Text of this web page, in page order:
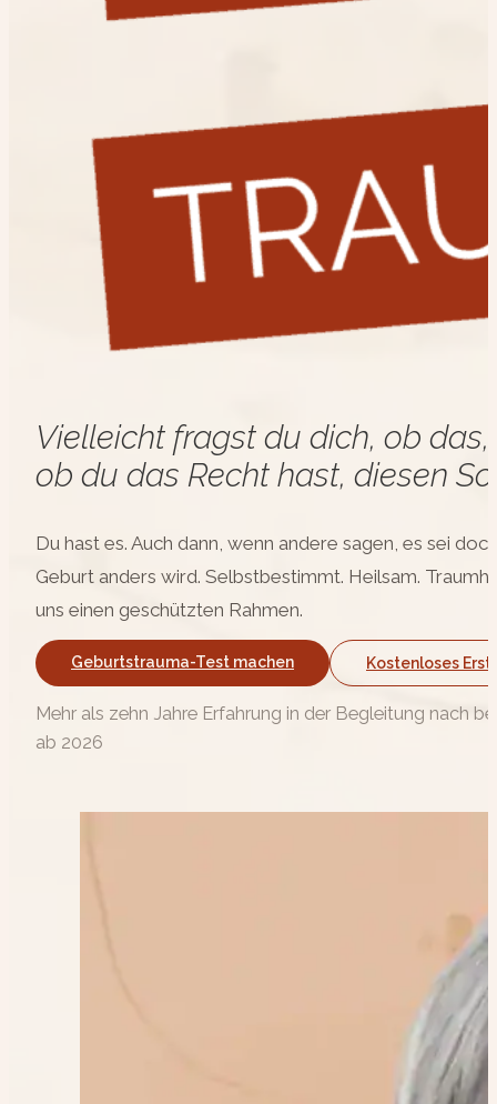
Vielleicht fragst du dich, ob
ob du das Recht hast, diesen
Du hast es. Auch dann, wenn andere sagen, es sei
Geburt anders wird. Selbstbestimmt. Heilsam.
uns einen geschützten Rahmen.
Geburtstrauma-Test machen Kostenloses
Mehr als zehn Jahre Erfahrung in der Begleitung nach
ab 2026